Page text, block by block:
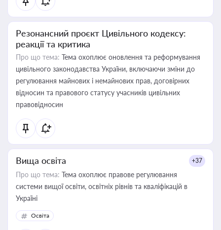
Резонансний проєкт Цивільного кодексу:
реакції та критика
Про що тема: Тема охоплює оновлення та реформування
цивільного законодавства України, включаючи зміни до
регулювання майнових і немайнових прав, договірних
відносин та правового статусу учасників цивільних
правовідносин
Вища освіта +37
Про що тема: Тема охоплює правове регулювання
системи вищої освіти, освітніх рівнів та кваліфікацій в
Україні
Освіта